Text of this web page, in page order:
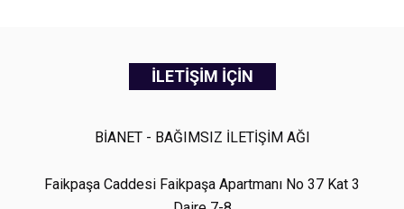
İLETİŞİM İÇİN
BİANET - BAĞIMSIZ İLETİŞİM AĞI
Faikpaşa Caddesi Faikpaşa Apartmanı No 37 Kat 3